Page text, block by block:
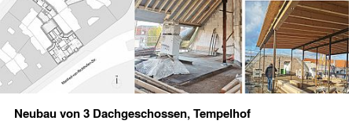
Neubau von 3 Dachgeschossen, Tempelhof